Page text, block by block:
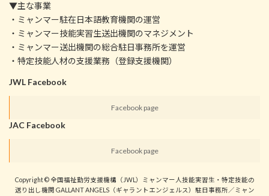
▼主な事業
・ミャンマー駐在日本語教育機関の運営
・ミャンマー技能実習生送出機関のマネジメント
・ミャンマー送出機関の総合駐日事務所を運営
・特定技能人材の支援業務（登録支援機関）
JWL Facebook
Facebook page
JAC Facebook
Facebook page
Copyright © 全国福祉勤労支援機構（JWL）ミャンマー人技能実習生・特定技能の
送り出し機関 GALLANT ANGELS（ギャラントエンジェルス）駐日事務所／ミャン